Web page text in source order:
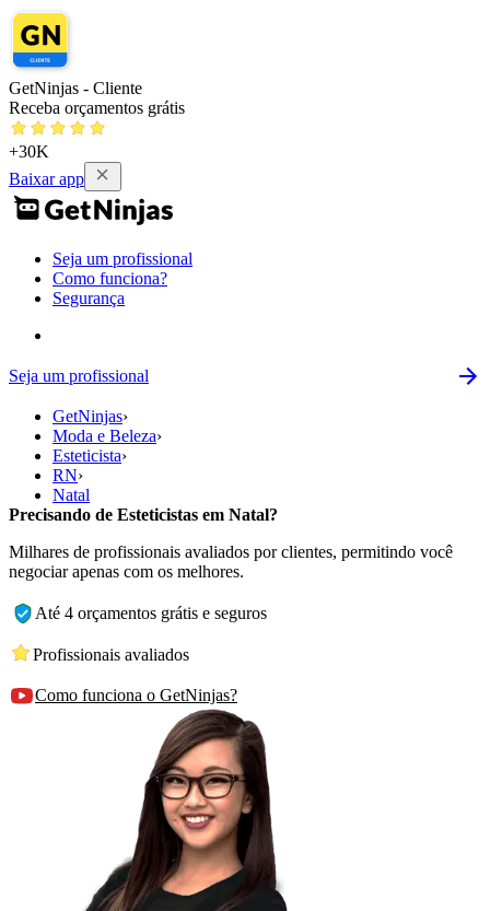
GetNinjas - Cliente
Receba orçamentos grátis
+30K
Baixar app
Seja um profissional
Como funciona?
Segurança
Seja um profissional
GetNinjas›
Moda e Beleza›
Esteticista›
RN›
Natal
Precisando de Esteticistas em Natal?
Milhares de profissionais avaliados por clientes, permitindo você
negociar apenas com os melhores.
Até 4 orçamentos grátis e seguros
Profissionais avaliados
Como funciona o GetNinjas?